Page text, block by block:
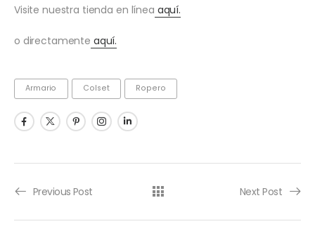
Visite nuestra tienda en línea aquí.
o directamente aquí.
Armario Colset Ropero
Previous Post Next Post